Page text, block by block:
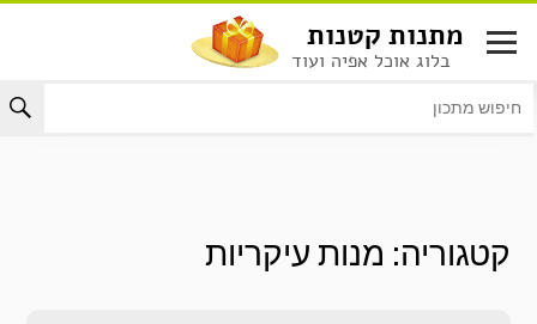
לתוכן
מתנות קטנות
בלוג אוכל אפיה ועוד
קטגוריה: מנות עיקריות